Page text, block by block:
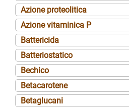
Azione proteolitica
Azione vitaminica P
Battericida
Batteriostatico
Bechico
Betacarotene
Betaglucani